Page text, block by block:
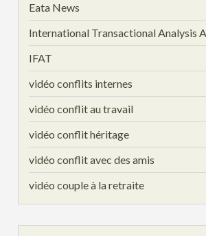
Eata News
International Transactional Analysis
IFAT
vidéo conflits internes
vidéo conflit au travail
vidéo conflit héritage
vidéo conflit avec des amis
vidéo couple à la retraite